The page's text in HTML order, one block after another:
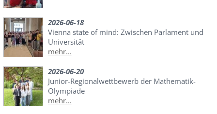
2026-06-18
Vienna state of mind: Zwischen Parlament und
Universität
mehr...
2026-06-20
Junior-Regionalwettbewerb der Mathematik-
Olympiade
mehr...